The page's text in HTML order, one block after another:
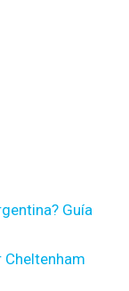
Guía
Cheltenham